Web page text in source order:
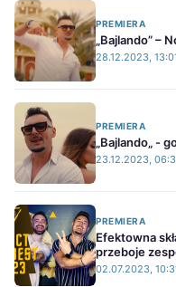
PREMIERA
„Bajlando” –
28.12.2023,
PREMIERA
„Bajlando„ -
23.12.2023,
PREMIERA
Efektowna
przeboje
02.07.2023,